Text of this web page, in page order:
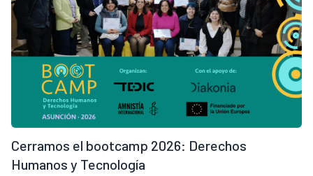
Cerramos el bootcamp 2026: Derechos
Humanos y Tecnología